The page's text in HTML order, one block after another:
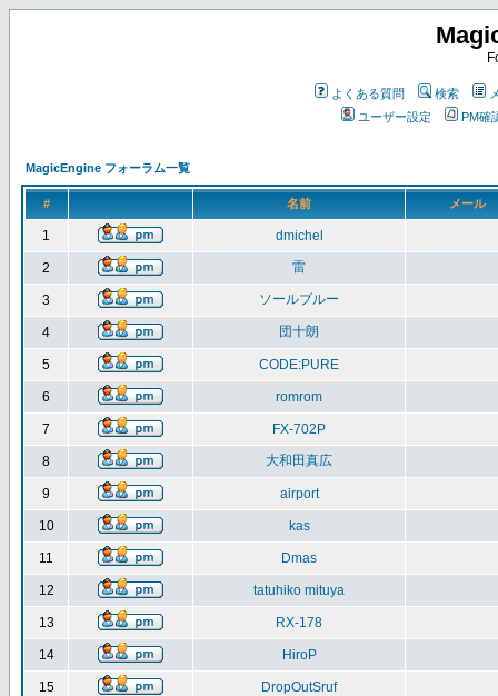
よくある質問 検索
ユーザー設定
PM確
MagicEngine フォーラム一覧
# 名前 メール
1 dmichel
2 雷
3 ソールブルー
4 団十朗
5 CODE:PURE
6 romrom
7 FX-702P
8 大和田真広
9 airport
10 kas
11 Dmas
12 tatuhiko mituya
13 RX-178
14 HiroP
15 DropOutSruf